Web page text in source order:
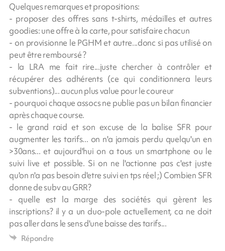
Quelques remarques et propositions:
- proposer des offres sans t-shirts, médailles et autres
goodies: une offre à la carte, pour satisfaire chacun
- on provisionne le PGHM et autre...donc si pas utilisé on
peut être remboursé ?
- la LRA me fait rire...juste chercher à contrôler et
récupérer des adhérents (ce qui conditionnera leurs
subventions)... aucun plus value pour le coureur
- pourquoi chaque assocs ne publie pas un bilan financier
après chaque course.
- le grand raid et son excuse de la balise SFR pour
augmenter les tarifs... on n'a jamais perdu quelqu'un en
>30ans... et aujourd'hui on a tous un smartphone ou le
suivi live et possible. Si on ne l'actionne pas c'est juste
qu'on n'a pas besoin d'etre suivi en tps réel ;) Combien SFR
donne de subv au GRR?
- quelle est la marge des sociétés qui gèrent les
inscriptions? il y a un duo-pole actuellement, ca ne doit
pas aller dans le sens d'une baisse des tarifs...
Répondre